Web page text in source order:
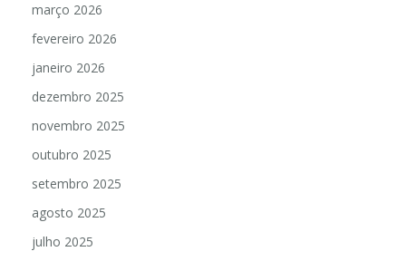
março 2026
fevereiro 2026
janeiro 2026
dezembro 2025
novembro 2025
outubro 2025
setembro 2025
agosto 2025
julho 2025